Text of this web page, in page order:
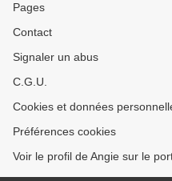
Pages
Contact
Signaler un abus
C.G.U.
Cookies et données
Préférences cookies
Voir le profil de Angie sur le